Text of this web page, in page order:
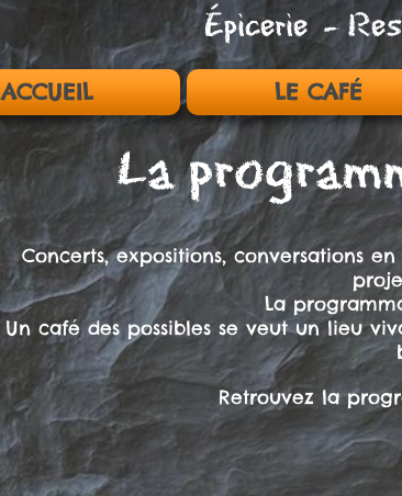
Épicerie -
ACCUEIL LE CAFÉ
La
Concerts, expositions, conversations
La
Un café des possibles se veut un lieu
Retrouvez la